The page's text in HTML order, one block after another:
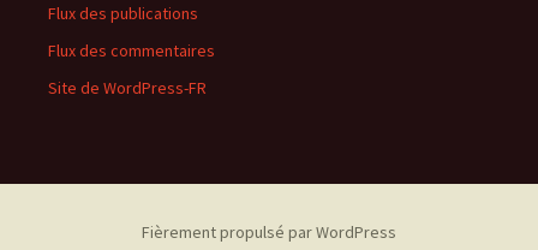
Flux des publications
Flux des commentaires
Site de WordPress-FR
Fièrement propulsé par WordPress